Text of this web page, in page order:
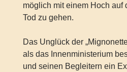
möglich mit einem Hoch auf
Tod zu gehen.
Das Unglück der
als das Innenministerium
und seinen Begleitern ein